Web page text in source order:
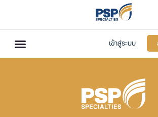
เข้าสู่ระบบ